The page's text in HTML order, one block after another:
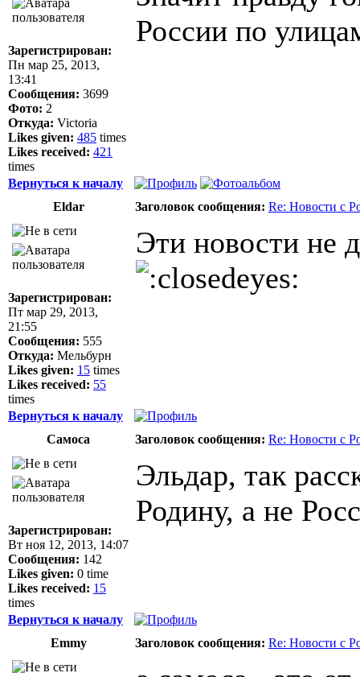
Зарегистрирован:
Пн мар 25, 2013,
13:41
Сообщения: 3699
Фото: 2
Откуда: Victoria
Likes given: 485 times
Likes received: 421
times
России по
Вернуться к началу
Eldar
Заголовок сообщения: Re: Новости с
Зарегистрирован:
Пт мар 29, 2013,
21:55
Сообщения: 555
Откуда: Мельбурн
Likes given: 15 times
Likes received: 55
times
Эти новости не
Вернуться к началу
Самоса
Заголовок сообщения: Re: Новости с
Зарегистрирован:
Вт ноя 12, 2013, 14:07
Сообщения: 142
Likes given: 0 time
Likes received: 15
times
Эльдар, так
Родину, а не
Вернуться к началу
Emmy
Заголовок сообщения: Re: Новости с